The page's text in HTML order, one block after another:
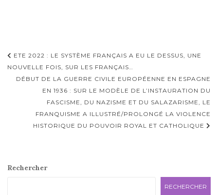
Navigation
d'article
ETE 2022 : LE SYSTÈME FRANÇAIS A EU LE DESSUS, UNE
NOUVELLE FOIS, SUR LES FRANÇAIS…
DÉBUT DE LA GUERRE CIVILE EUROPÉENNE EN ESPAGNE
EN 1936 : SUR LE MODÈLE DE L’INSTAURATION DU
FASCISME, DU NAZISME ET DU SALAZARISME, LE
FRANQUISME A ILLUSTRÉ/PROLONGÉ LA VIOLENCE
HISTORIQUE DU POUVOIR ROYAL ET CATHOLIQUE
Rechercher
RECHERCHER